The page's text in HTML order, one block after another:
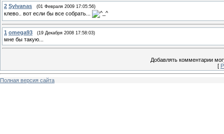
2 Sylvanas (01 Февраля 2009 17:05:56)
клево.. вот если бы все собрать...
1 omega93 (19 Декабря 2008 17:58:03)
мне бы такую...
Добавлять комментарии
[
Полная версия сайта